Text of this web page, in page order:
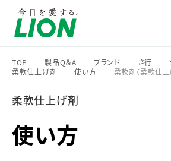
TOP
>
製品Q＆A
>
ブランド
>
さ行
>
柔軟仕上げ剤
使い方
柔軟剤（柔軟仕上
柔軟仕上げ剤
使い方